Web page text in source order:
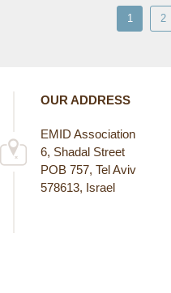
1 2
OUR ADDRESS
EMID Association
6, Shadal Street
POB 757, Tel Aviv
578613, Israel